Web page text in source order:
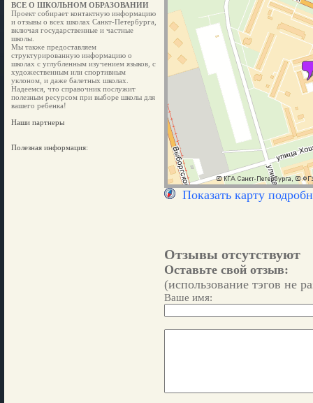
ВСЕ О ШКОЛЬНОМ ОБРАЗОВАНИИ
Проект собирает контактную информацию
и отзывы о всех школах Санкт-Петербурга,
включая государственные и частные
школы.
Мы также предоставляем
структурированную информацию о
школах с углубленным изучением языков, с
художественным или спортивным
уклоном, и даже балетных школах.
Надеемся, что справочник послужит
полезным ресурсом при выборе школы для
вашего ребенка!
Наши партнеры
Полезная информация:
Показать карту
Отзывы отсутствуют
Оставьте свой отзыв:
(использование тэгов не
Ваше имя: